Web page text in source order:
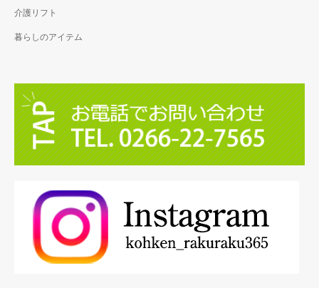
介護リフト
暮らしのアイテム